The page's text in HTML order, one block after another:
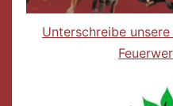
Unterschreibe